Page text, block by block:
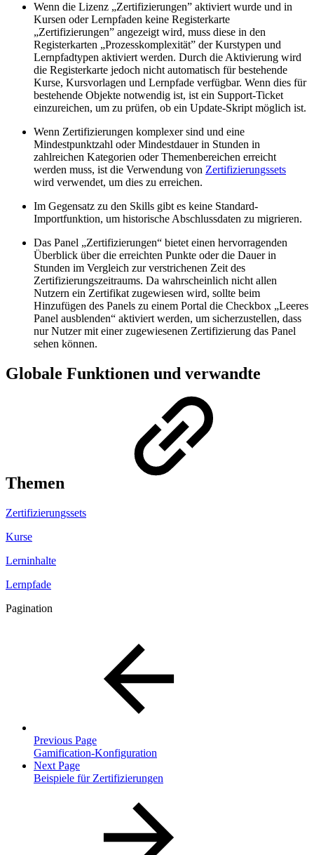
Wenn die Lizenz „Zertifizierungen” aktiviert wurde und in
Kursen oder Lernpfaden keine Registerkarte
„Zertifizierungen” angezeigt wird, muss diese in den
Registerkarten „Prozesskomplexität” der Kurstypen und
Lernpfadtypen aktiviert werden. Durch die Aktivierung wird
die Registerkarte jedoch nicht automatisch für bestehende
Kurse, Kursvorlagen und Lernpfade verfügbar. Wenn dies für
bestehende Objekte notwendig ist, ist ein Support-Ticket
einzureichen, um zu prüfen, ob ein Update-Skript möglich ist.
Wenn Zertifizierungen komplexer sind und eine
Mindestpunktzahl oder Mindestdauer in Stunden in
zahlreichen Kategorien oder Themenbereichen erreicht
werden muss, ist die Verwendung von Zertifizierungssets
wird verwendet, um dies zu erreichen.
Im Gegensatz zu den Skills gibt es keine Standard-
Importfunktion, um historische Abschlussdaten zu migrieren.
Das Panel „Zertifizierungen“ bietet einen hervorragenden
Überblick über die erreichten Punkte oder die Dauer in
Stunden im Vergleich zur verstrichenen Zeit des
Zertifizierungszeitraums. Da wahrscheinlich nicht allen
Nutzern ein Zertifikat zugewiesen wird, sollte beim
Hinzufügen des Panels zu einem Portal die Checkbox „Leeres
Panel ausblenden“ aktiviert werden, um sicherzustellen, dass
nur Nutzer mit einer zugewiesenen Zertifizierung das Panel
sehen können.
Globale Funktionen und verwandte
Themen
Zertifizierungssets
Kurse
Lerninhalte
Lernpfade
Pagination
Previous Page
Gamification-Konfiguration
Next Page
Beispiele für Zertifizierungen